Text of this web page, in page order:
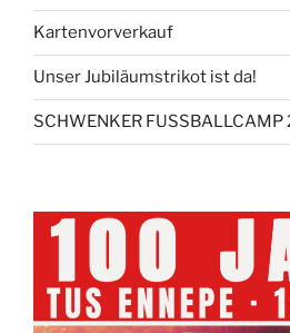
Kartenvorverkauf
Unser Jubiläumstrikot ist da!
SCHWENKER FUSSBALLCAMP